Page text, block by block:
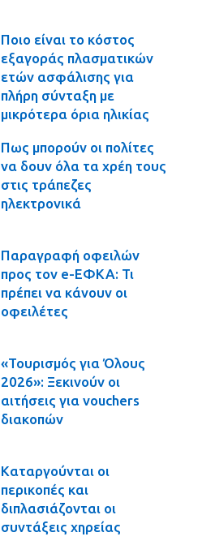
Ποιο είναι το κόστος
εξαγοράς πλασματικών
ετών ασφάλισης για
πλήρη σύνταξη με
μικρότερα όρια ηλικίας
Πως μπορούν οι πολίτες
να δουν όλα τα χρέη τους
στις τράπεζες
ηλεκτρονικά
Παραγραφή οφειλών
προς τον e-ΕΦΚΑ: Τι
πρέπει να κάνουν οι
οφειλέτες
«Τουρισμός για Όλους
2026»: Ξεκινούν οι
αιτήσεις για vouchers
διακοπών
Καταργούνται οι
περικοπές και
διπλασιάζονται οι
συντάξεις χηρείας